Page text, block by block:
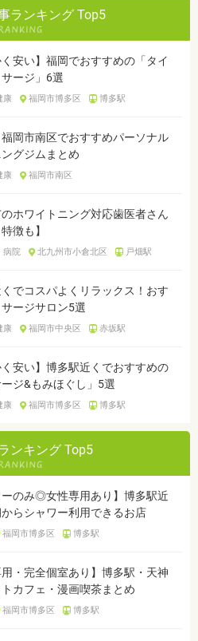
ランキング Top5
く安い】福岡でおすすめの「タイ
ージ」6選
康 福岡市博多区 博多駅
福岡市南区でおすすめパーソナル
ングジムまとめ
康 福岡市南区
ホワイトニング対応歯医者さん
徴も】
病院 北九州市小倉北区 戸畑駅
でコスパよくリラックス！おす
ージサロン5選
康 福岡市中央区 赤坂駅
く安い】博多駅近くでおすすめの
ージ&もみほぐし」5選
康 福岡市博多区 博多駅
ンキング Top5
ーのみ◎女性専用あり】博多駅近
からシャワー利用できるお店
福岡市博多区 博多駅
用・完全個室あり】博多駅・天神
カフェ・漫画喫茶まとめ
福岡市博多区 博多駅